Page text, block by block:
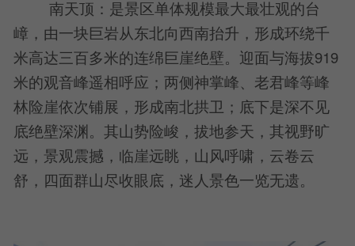
南天顶：是景区单体规模最大最壮观的台
嶂，由一块巨岩从东北向西南抬升，形成环绕千
米高达三百多米的连绵巨崖绝壁。迎面与海拔919
米的观音峰遥相呼应；两侧神掌峰、老君峰等峰
林险崖依次铺展，形成南北拱卫；底下是深不见
底绝壁深渊。其山势险峻，拔地参天，其视野旷
远，景观震撼，临崖远眺，山风呼啸，云卷云
舒，四面群山尽收眼底，迷人景色一览无遗。